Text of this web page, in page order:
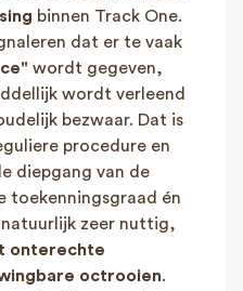
binnen Track One.
dat er te vaak
wordt gegeven,
wordt verleend
bezwaar​. Dat is
procedure en
diepgang van de
toekenningsgraad én
zeer nuttig,
onterechte
octrooien.